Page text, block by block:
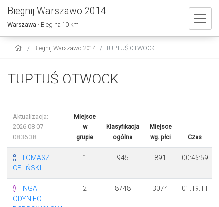
Biegnij Warszawo 2014
Warszawa · Bieg na 10 km
Biegnij Warszawo 2014 TUPTUŚ OTWOCK
TUPTUŚ OTWOCK
Aktualizacja:
2026-08-07
08:36:38
Miejsce
w
grupie
Klasyfikacja
ogólna
Miejsce
wg. płci
Czas
TOMASZ
CELIŃSKI
1 945 891 00:45:59
INGA
ODYNIEC-
2 8748 3074 01:19:11